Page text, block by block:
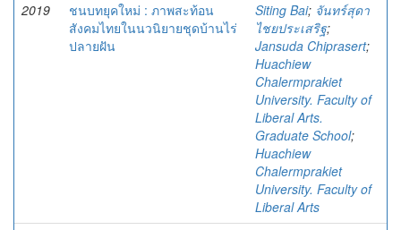
2019
ชนบทยุคใหม่ : ภาพสะท้อน
สังคมไทยในนวนิยายชุดบ้านไร่
ปลายฝัน
Siting Bai; จันทร์สุดา
ไชยประเสริฐ;
Jansuda Chiprasert;
Huachiew
Chalermprakiet
University. Faculty of
Liberal Arts.
Graduate School;
Huachiew
Chalermprakiet
University. Faculty of
Liberal Arts